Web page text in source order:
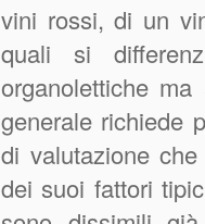
vini rossi, di un
quali si
organolettiche
generale richiede
di valutazione
dei suoi fattori